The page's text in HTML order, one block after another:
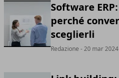
Software
perché
sceglierli
Redazione - 20 mar 2024